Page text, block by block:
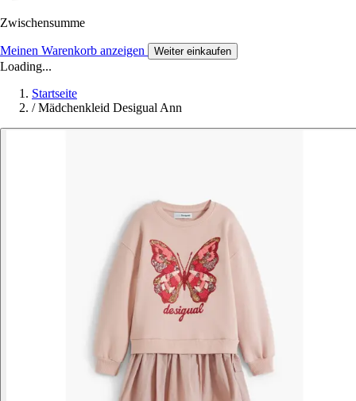
Zwischensumme
Meinen Warenkorb anzeigen Weiter einkaufen
Loading...
Startseite
/ Mädchenkleid Desigual Ann